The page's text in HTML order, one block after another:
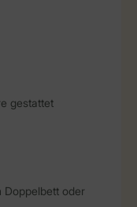
gestattet
Doppelbett oder